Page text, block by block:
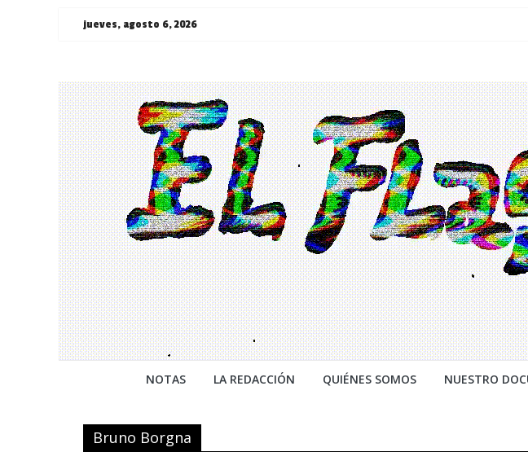
Saltarjueves, agosto 6, 2026
¯\_(ツ)_/
¯
NOTAS LA REDACCIÓN QUIÉNES SOMOS NUESTRO
Bruno Borgna